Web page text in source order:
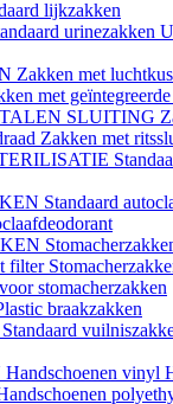
lijkzakken
urinezakken
Zakken met
met
SLUITING
Zakken met
Standaard
filter
stomacherzakken
braakzakken
Standaard
Handschoenen vinyl